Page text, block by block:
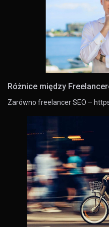
Różnice między
Zarówno freelancer SEO –